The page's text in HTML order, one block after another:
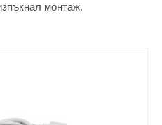
монтаж.